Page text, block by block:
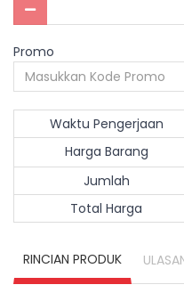
Promo
Waktu Pengerjaan
Harga Barang
Jumlah
Total Harga
RINCIAN PRODUK